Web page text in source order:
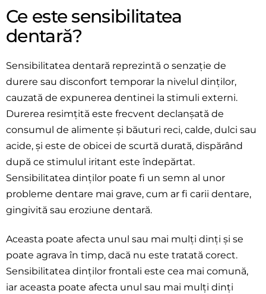
Ce este sensibilitatea
dentară?
Sensibilitatea dentară reprezintă o senzație de
durere sau disconfort temporar la nivelul dinților,
cauzată de expunerea dentinei la stimuli externi.
Durerea resimțită este frecvent declanșată de
consumul de alimente și băuturi reci, calde, dulci sau
acide, și este de obicei de scurtă durată, dispărând
după ce stimulul iritant este îndepărtat.
Sensibilitatea dinților poate fi un semn al unor
probleme dentare mai grave, cum ar fi carii dentare,
gingivită sau eroziune dentară.
Aceasta poate afecta unul sau mai mulți dinți și se
poate agrava în timp, dacă nu este tratată corect.
Sensibilitatea dinților frontali este cea mai comună,
iar aceasta poate afecta unul sau mai mulți dinți